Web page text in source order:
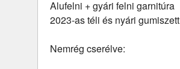
Alufelni + gyári felni garnitúra
2023-as téli és nyári gumiszett
Nemrég cserélve: